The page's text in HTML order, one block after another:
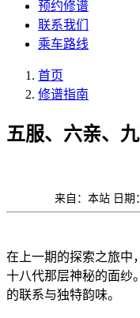
预约修谱
联系我们
乘车路线
首页
修谱指南
五服、六亲、
来自：本站 日期
在上一期的探索之旅中
十八代那层神秘的面纱
的联系与独特韵味。